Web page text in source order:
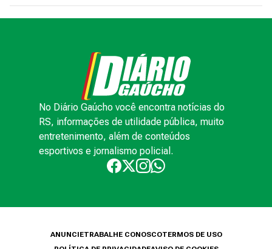
No Diário Gaúcho você encontra notícias do
RS, informações de utilidade pública, muito
entretenimento, além de conteúdos
esportivos e jornalismo policial.
ANUNCIETRABALHE CONOSCOTERMOS DE USO